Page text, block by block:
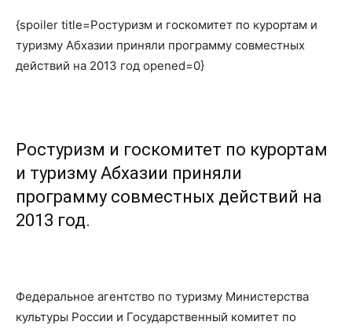
{spoiler title=Ростуризм и госкомитет по курортам и
туризму Абхазии приняли программу совместных
действий на 2013 год opened=0}
Ростуризм и госкомитет по курортам
и туризму Абхазии приняли
программу совместных действий на
2013 год.
Федеральное агентство по туризму Министерства
культуры России и Государственный комитет по